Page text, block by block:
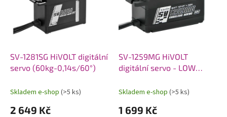
SV-1281SG HiVOLT digitální
servo (60kg-0,14s/60°)
Skladem e-shop (>5 ks)
2 649 Kč
SV-1259MG HiVOLT
digitální servo - LOW
0,075s/60°)
Skladem e-shop (>5 ks)
1 699 Kč